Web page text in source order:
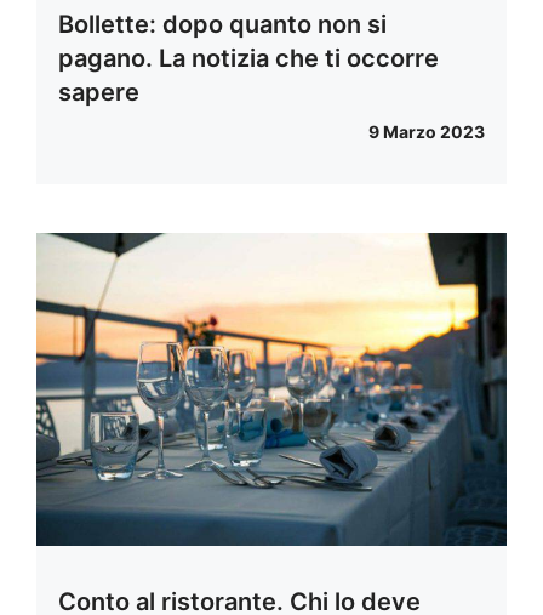
Bollette: dopo quanto non si
pagano. La notizia che ti occorre
sapere
9 Marzo 2023
Conto al ristorante. Chi lo deve